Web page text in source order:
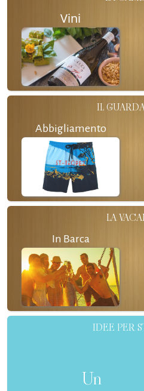
Vini
IL
Abbigliamento
LA
In Barca
IDEE PER
Un